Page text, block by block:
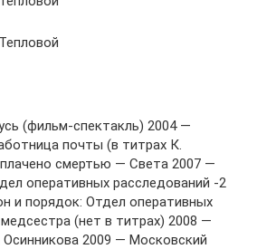
(фильм-спектакль) 2004 —
почты (в титрах К.
смертью — Света 2007 —
оперативных расследований -2
и порядок: Отдел оперативных
(нет в титрах) 2008 —
2009 — Московский